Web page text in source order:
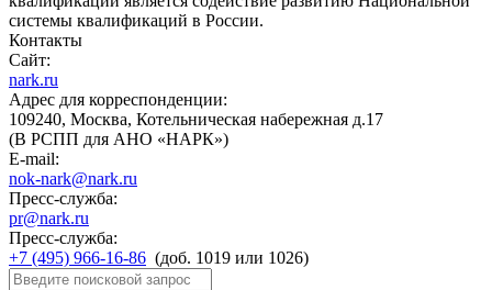
системы квалификаций в России.
Контакты
Сайт:
nark.ru
Адрес для корреспонденции:
109240, Москва, Котельническая набережная д.17
(В РСПП для АНО «НАРК»)
E-mail:
nok-nark@nark.ru
Пресс-служба:
pr@nark.ru
Пресс-служба:
+7 (495) 966-16-86 (доб. 1019 или 1026)